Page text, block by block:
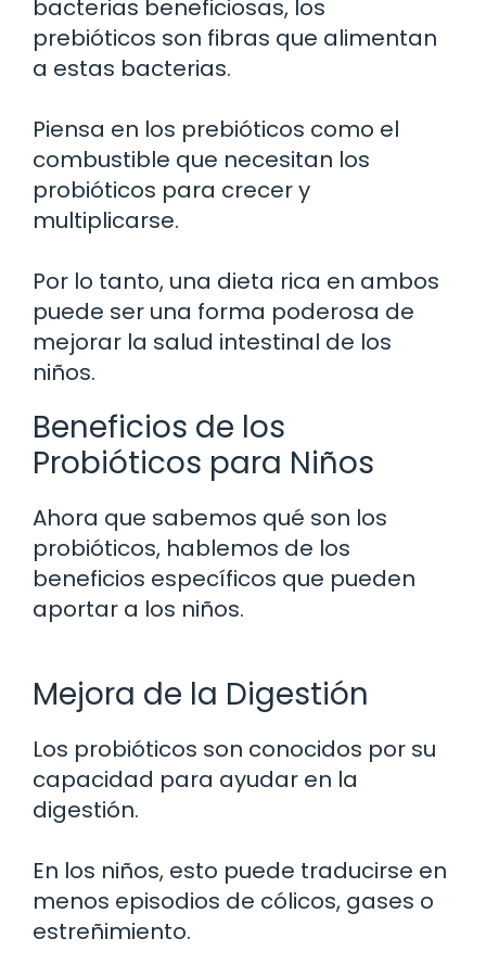
bacterias beneficiosas, los
prebióticos son fibras que alimentan
a estas bacterias.
Piensa en los prebióticos como el
combustible que necesitan los
probióticos para crecer y
multiplicarse.
Por lo tanto, una dieta rica en ambos
puede ser una forma poderosa de
mejorar la salud intestinal de los
niños.
Beneficios de los
Probióticos para Niños
Ahora que sabemos qué son los
probióticos, hablemos de los
beneficios específicos que pueden
aportar a los niños.
Mejora de la Digestión
Los probióticos son conocidos por su
capacidad para ayudar en la
digestión.
En los niños, esto puede traducirse en
menos episodios de cólicos, gases o
estreñimiento.